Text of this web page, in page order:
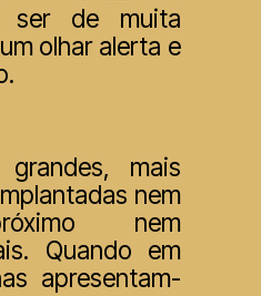
ser de muita
olhar alerta e
mais
nem
nem
Quando em
apresentam-